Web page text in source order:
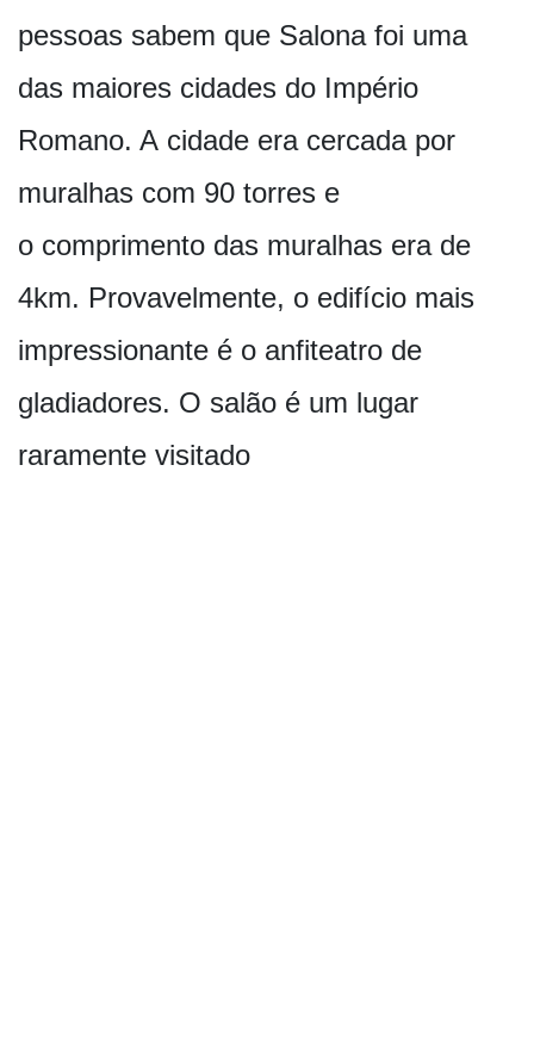
pessoas sabem que Salona foi uma
das maiores cidades do Império
Romano. A cidade era cercada por
muralhas com 90 torres e
o comprimento das muralhas era de
4km. Provavelmente, o edifício mais
impressionante é o anfiteatro de
gladiadores. O salão é um lugar
raramente visitado